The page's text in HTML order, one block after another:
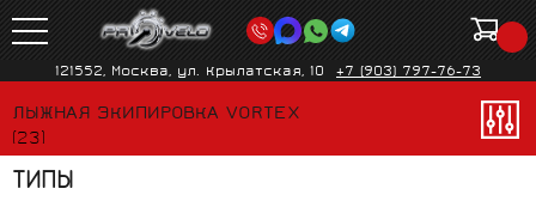
121552, Москва, ул. Крылатская, 10 +7 (903) 797-76-73
ЛЫЖНАЯ ЭКИПИРОВКА VORTEX
(23)
ТИПЫ